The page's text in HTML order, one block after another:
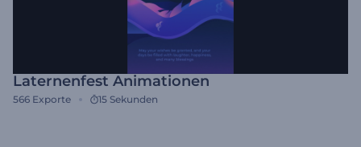
Laternenfest Animationen
566 Exporte 15 Sekunden